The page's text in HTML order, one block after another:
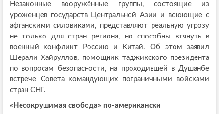
Незаконные вооружённые группы, состоящие из
уроженцев государств Центральной Азии и воюющие с
афганскими силовиками, представляют реальную угрозу
не только для стран региона, но способны втянуть в
военный конфликт Россию и Китай. Об этом заявил
Шерали Хайруллов, помощник таджикского президента
по вопросам безопасности, на проходившей в Душанбе
встрече Совета командующих пограничными войсками
стран СНГ.
«Несокрушимая свобода» по-американски